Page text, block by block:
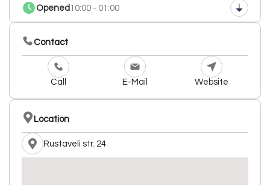
Opened 10:00 - 01:00
Contact
Call E-Mail Website
Location
Rustaveli str. 24